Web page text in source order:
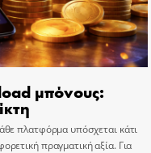
μπόνους:
πλατφόρμα υπόσχεται κάτι
πραγματική αξία. Για